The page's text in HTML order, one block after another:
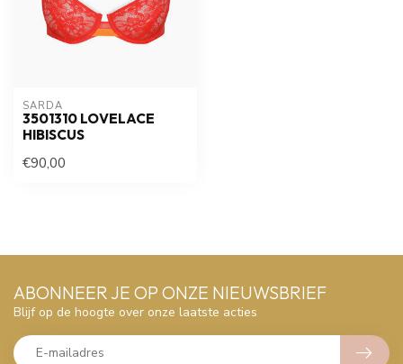
SARDA
3501310 LOVELACE
HIBISCUS
€90,00
ABONNEER JE OP ONZE NIEUWSBRIEF
Blijf op de hoogte over onze laatste acties